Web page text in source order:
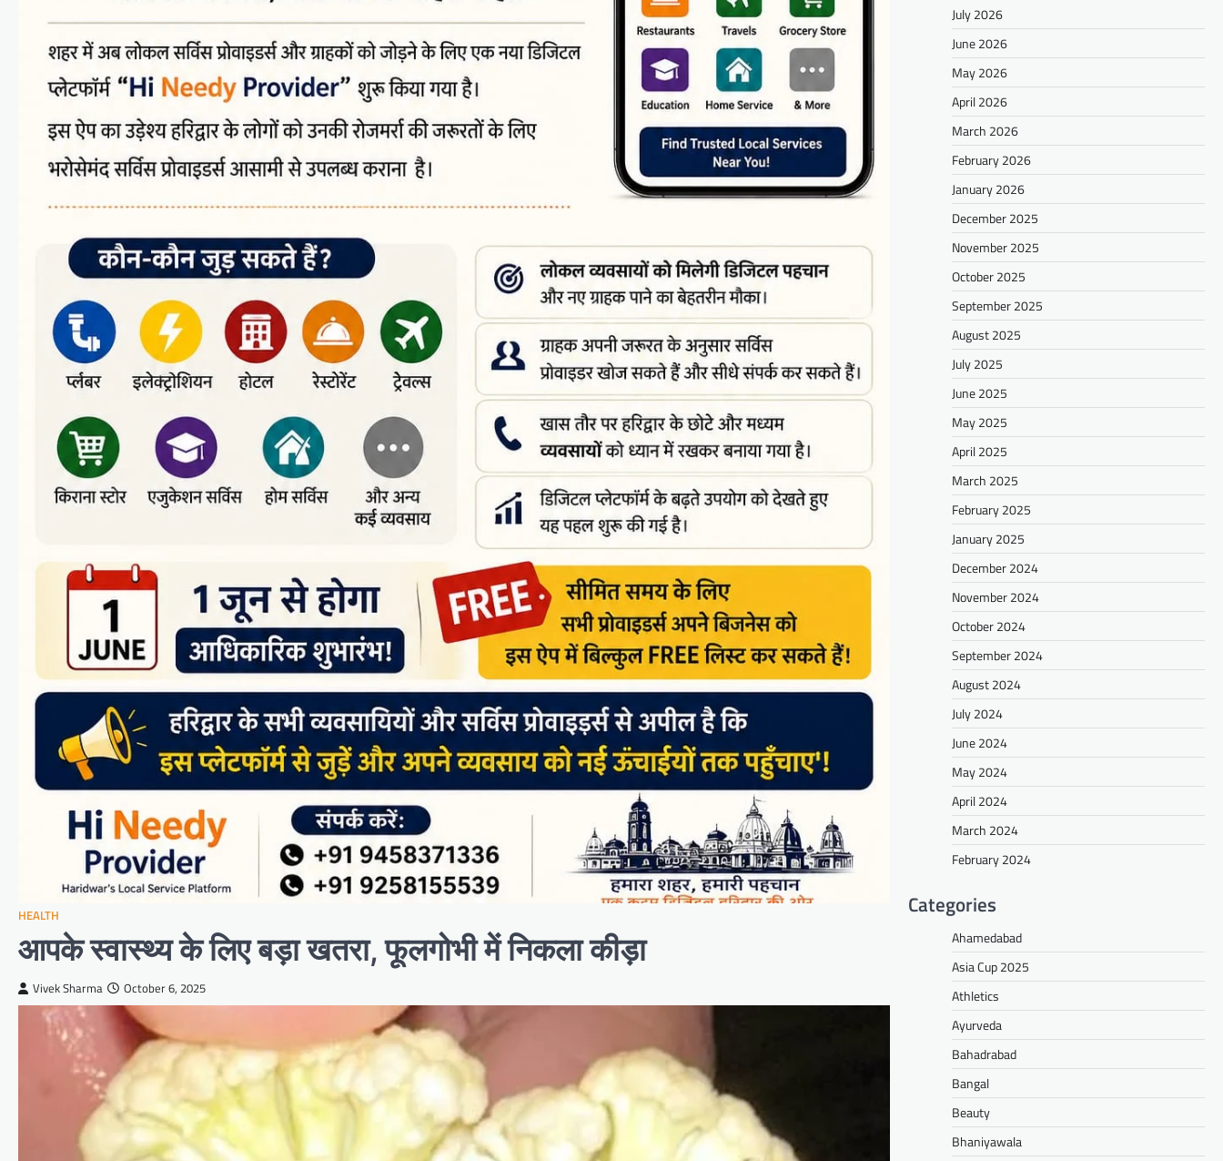
HEALTH
आपके स्वास्थ्य के लिए बड़ा खतरा, फूलगोभी में निकला कीड़ा
Vivek Sharma October 6, 2025
July 2026
June 2026
May 2026
April 2026
March 2026
February 2026
January 2026
December 2025
November 2025
October 2025
September 2025
August 2025
July 2025
June 2025
May 2025
April 2025
March 2025
February 2025
January 2025
December 2024
November 2024
October 2024
September 2024
August 2024
July 2024
June 2024
May 2024
April 2024
March 2024
February 2024
Categories
Ahamedabad
Asia Cup 2025
Athletics
Ayurveda
Bahadrabad
Bangal
Beauty
Bhaniyawala